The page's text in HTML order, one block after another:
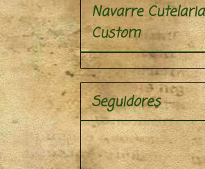
Navarre Cutelaria
Custom
Seguidores